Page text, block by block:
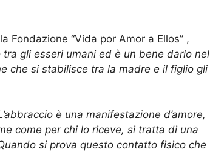
Fondazione “Vida por Amor a Ellos” ,
tra gli esseri umani ed è un bene darlo nel
che si stabilisce tra la madre e il figlio gli
è una manifestazione d’amore,
come per chi lo riceve, si tratta di una
si prova questo contatto fisico che